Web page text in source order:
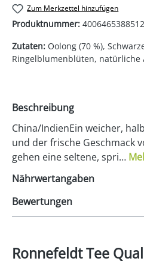
Zum Merkzettel hinzufügen
Produktnummer: 4006465388512
Zutaten: Oolong (70 %),
Ringelblumenblüten, natürliche
Beschreibung
China/IndienEin weicher,
und der frische Geschmack
gehen eine seltene, spri…
Nährwertangaben
Bewertungen
Ronnefeldt Tee